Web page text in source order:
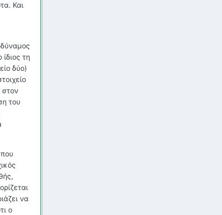
Και
τη
δύο)
στον
του
να
ο